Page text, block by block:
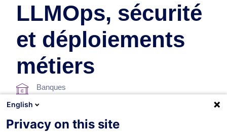
LLMOps, sécurité
et déploiements
métiers
Banques
En collaboration avec:
English
Privacy on this site